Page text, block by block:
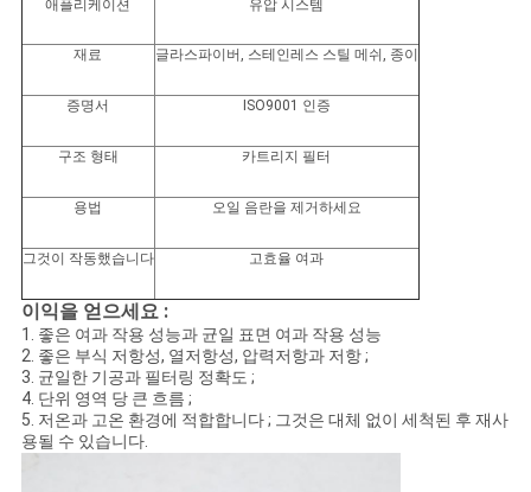
스
사
이
트
맵
PRIVACY
애플리케이션 유압 시스템
재료 글라스파이버, 스테인레스 스틸 메쉬, 종이
증명서 ISO9001 인증
구조 형태 카트리지 필터
용법 오일 음란을 제거하세요
그것이 작동했습니다 고효율 여과
이익을 얻으세요 :
1. 좋은 여과 작용 성능과 균일 표면 여과 작용 성능
2. 좋은 부식 저항성, 열저항성, 압력저항과 저항 ;
3. 균일한 기공과 필터링 정확도 ;
4. 단위 영역 당 큰 흐름 ;
5. 저온과 고온 환경에 적합합니다 ; 그것은 대체 없이 세척된 후 재사
용될 수 있습니다.